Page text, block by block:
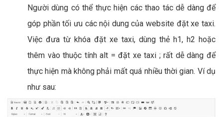
Người dùng có thể thực hiện các thao tác dễ dàng để
góp phần tối ưu các nội dung của website đặt xe taxi.
Việc đưa từ khóa đặt xe taxi, dùng thẻ h1, h2 hoặc
thêm vào thuộc tính alt = đặt xe taxi ; rất dễ dàng để
thực hiện mà không phải mất quá nhiều thời gian. Ví dụ
như sau: